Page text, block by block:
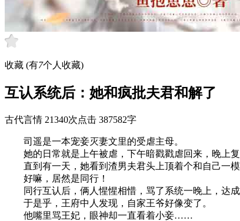
收藏 (有7个人收藏)
互认系统后：她和疯批夫君和解了
古代言情 21340次点击 387582字
司遥是一本宠妾灭妻文里的受虐主母。
她的日常就是上午被虐，下午暗戳戳虐回来，晚上复
直到有一天，她看到渣男夫君头上顶着个和自己一模
好嘛，居然是同行！
同行互认后，俩人惺惺相惜，骂了系统一晚上，达成
于是乎，王府中人发现，自家王爷好像变了。
他嘴里骂王妃，眼神却一直看着小妾……